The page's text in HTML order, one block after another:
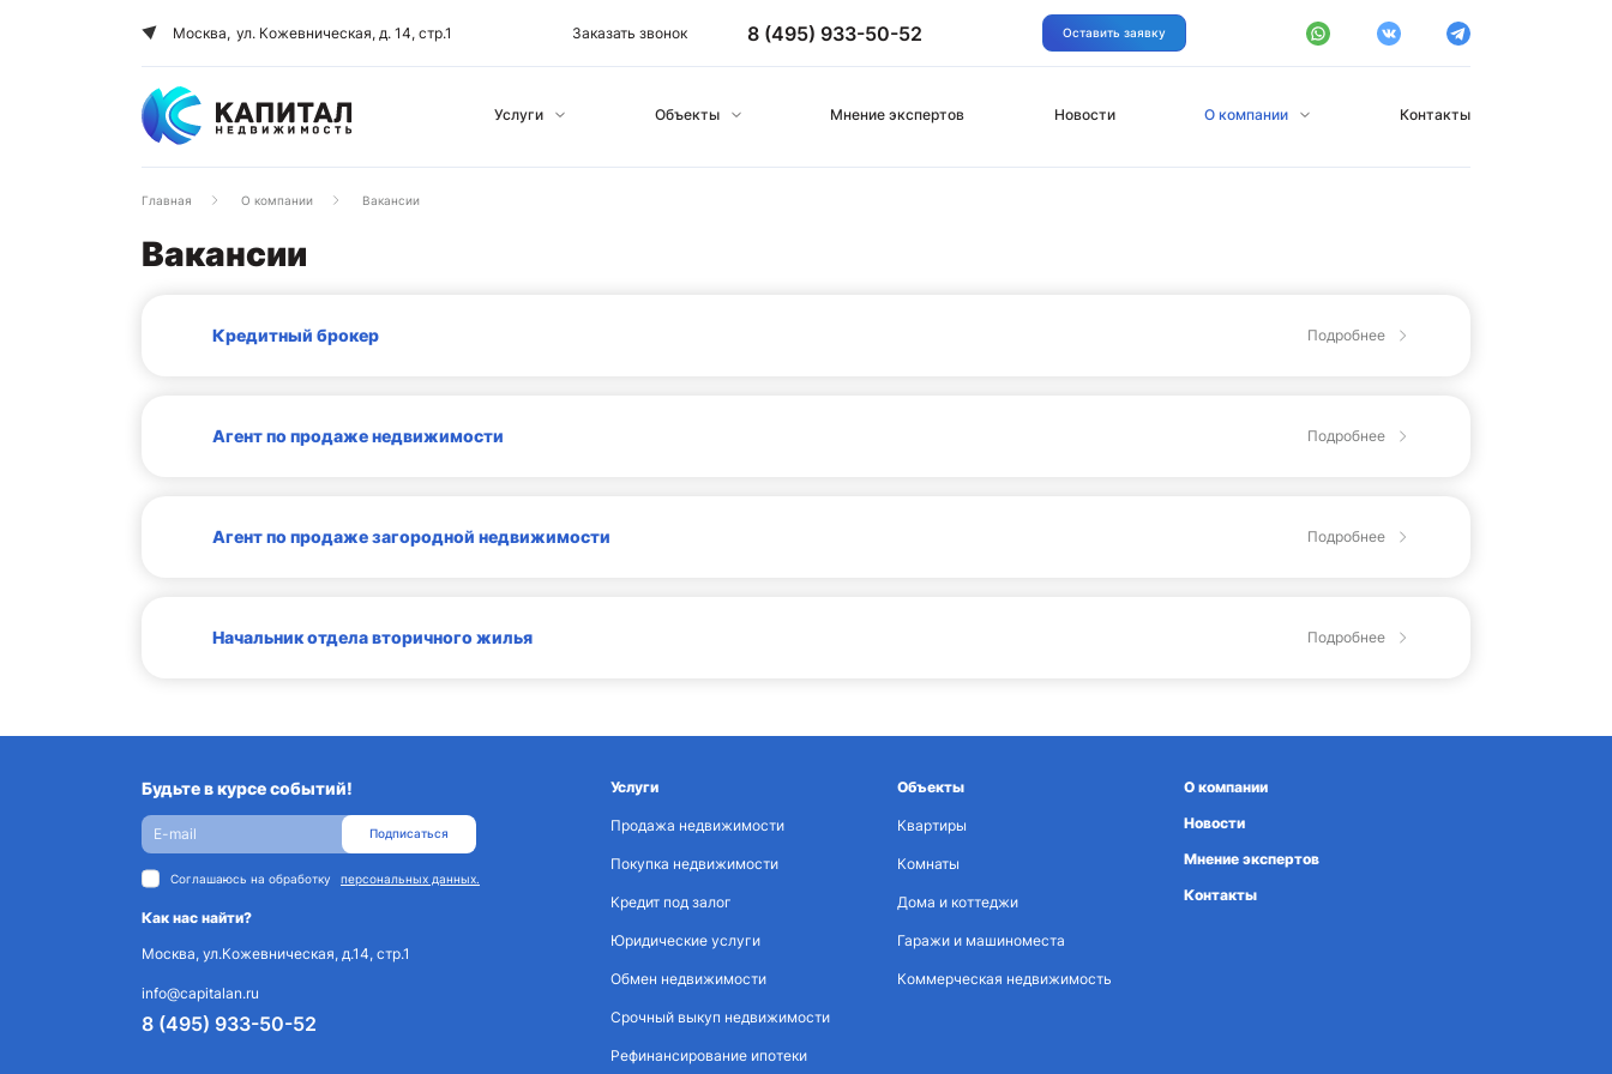
Москва, ул. Кожевническая, д. 14, стр.1 Заказать звонок 8 (495) 933-50-52 Оставить заявку
Услуги Объекты Мнение экспертов Новости О компании Контакты
Главная О компании Вакансии
Вакансии
Кредитный брокер Подробнее
Агент по продаже недвижимости Подробнее
Агент по продаже загородной недвижимости Подробнее
Начальник отдела вторичного жилья Подробнее
Будьте в курсе событий!
Подписаться
Соглашаюсь на обработку персональных данных.
Как нас найти?
Москва, ул.Кожевническая, д.14, стр.1
info@capitalan.ru
8 (495) 933-50-52
Услуги
Продажа недвижимости
Покупка недвижимости
Кредит под залог
Юридические услуги
Обмен недвижимости
Срочный выкуп недвижимости
Рефинансирование ипотеки
Объекты
Квартиры
Комнаты
Дома и коттеджи
Гаражи и машиноместа
Коммерческая недвижимость
О компании
Новости
Мнение экспертов
Контакты